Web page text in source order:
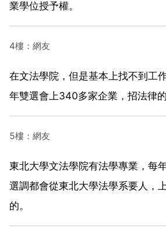
業學位授予權。
4樓：網友
在文法學院，但是基本上找不到工
年雙選會上340多家企業，招法律
5樓：網友
東北大學文法學院有法學專業，每
選調都會從東北大學法學系要人，
的。